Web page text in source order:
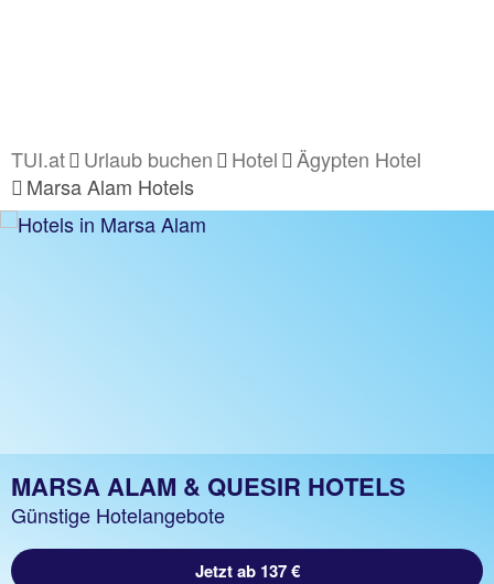
TUI.at Urlaub buchen Hotel
Ägypten Hotel
Marsa Alam Hotels
MARSA ALAM & QUESIR HOTELS
Günstige Hotelangebote
Jetzt ab 137 €